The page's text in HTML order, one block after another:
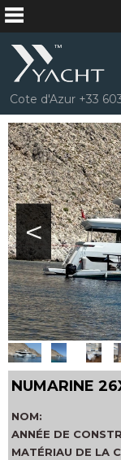
Cote d'Azur +33
<
NUMARINE
NOM:
ANNÉE DE
MATÉRIAU DE LA